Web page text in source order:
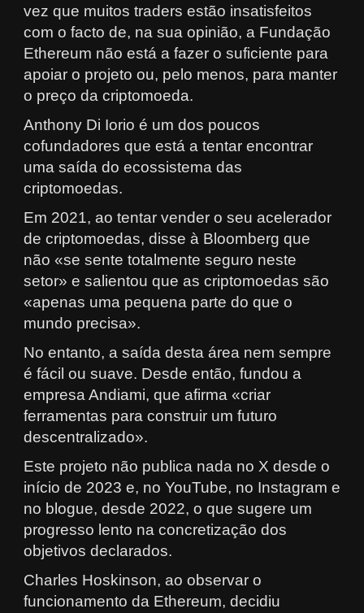
vez que muitos traders estão insatisfeitos
com o facto de, na sua opinião, a Fundação
Ethereum não está a fazer o suficiente para
apoiar o projeto ou, pelo menos, para manter
o preço da criptomoeda.
Anthony Di Iorio é um dos poucos
cofundadores que está a tentar encontrar
uma saída do ecossistema das
criptomoedas.
Em 2021, ao tentar vender o seu acelerador
de criptomoedas, disse à Bloomberg que
não «se sente totalmente seguro neste
setor» e salientou que as criptomoedas são
«apenas uma pequena parte do que o
mundo precisa».
No entanto, a saída desta área nem sempre
é fácil ou suave. Desde então, fundou a
empresa Andiami, que afirma «criar
ferramentas para construir um futuro
descentralizado».
Este projeto não publica nada no X desde o
início de 2023 e, no YouTube, no Instagram e
no blogue, desde 2022, o que sugere um
progresso lento na concretização dos
objetivos declarados.
Charles Hoskinson, ao observar o
funcionamento da Ethereum, decidiu